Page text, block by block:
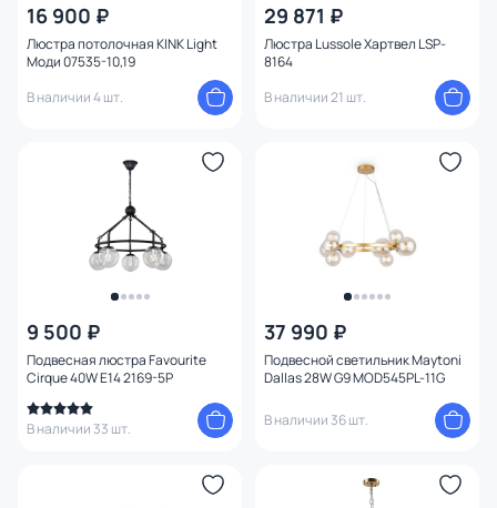
16 900 ₽
Люстра потолочная KINK Light
Моди 07535-10,19
В наличии 4 шт.
29 871 ₽
Люстра Lussole Хартвел LSP-
8164
В наличии 21 шт.
9 500 ₽
Подвесная люстра Favourite
Cirque 40W E14 2169-5P
В наличии 33 шт.
37 990 ₽
Подвесной светильник Maytoni
Dallas 28W G9 MOD545PL-11G
В наличии 36 шт.